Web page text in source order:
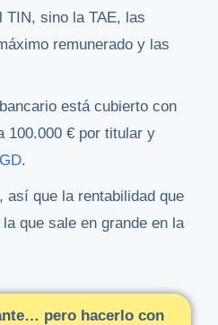
TIN, sino la TAE, las
remunerado y las
está cubierto con
100.000 € por titular y
.
así que la rentabilidad que
que sale en grande en la
pero hacerlo con